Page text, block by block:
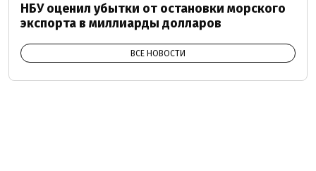
НБУ оценил убытки от остановки морского
экспорта в миллиарды долларов
ВСЕ НОВОСТИ